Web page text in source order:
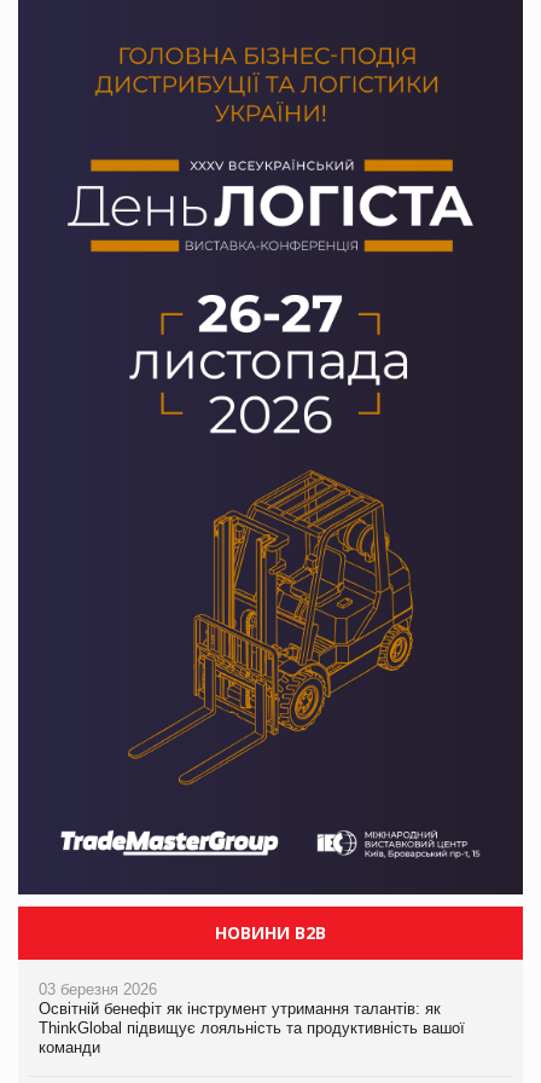
НОВИНИ B2B
03 березня 2026
Освітній бенефіт як інструмент утримання талантів: як
ThinkGlobal підвищує лояльність та продуктивність вашої
команди